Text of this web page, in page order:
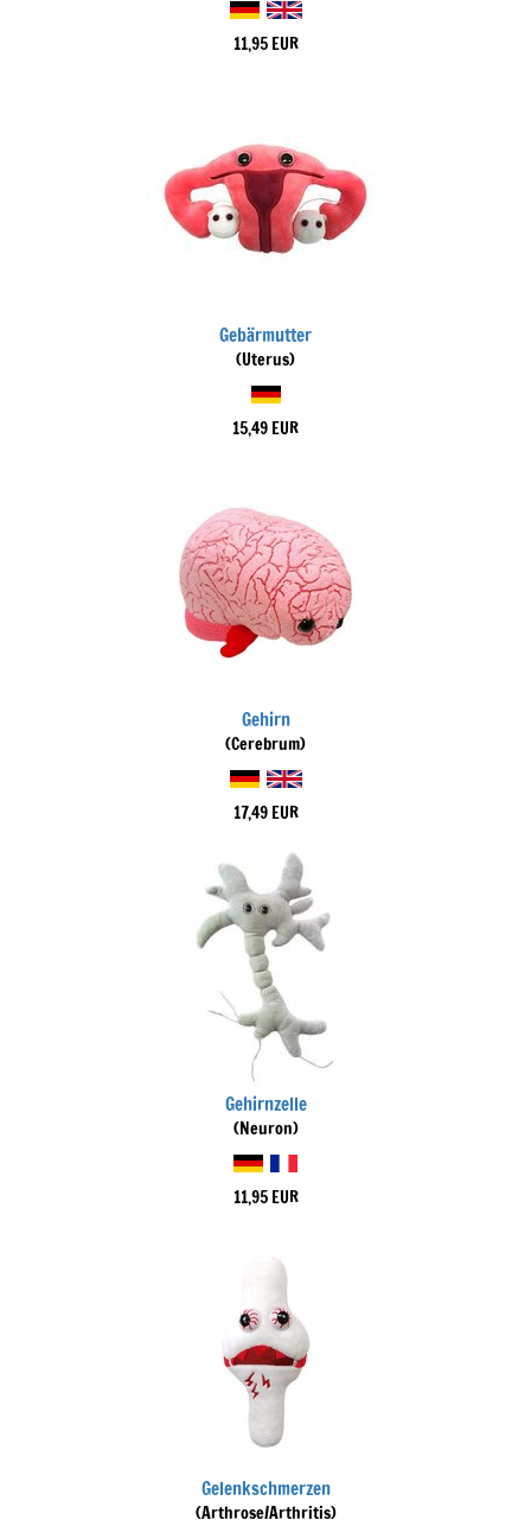
11,95 EUR
Gebärmutter
(Uterus)
15,49 EUR
Gehirn
(Cerebrum)
17,49 EUR
Gehirnzelle
(Neuron)
11,95 EUR
Gelenkschmerzen
(Arthrose/Arthritis)